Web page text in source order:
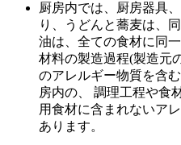
厨房内では、厨房器具
り、うどんと蕎麦は、
油は、全ての食材に同
材料の製造過程(製造元
のアレルギー物質を含
房内の、 調理工程や食
用食材に含まれないア
あります。